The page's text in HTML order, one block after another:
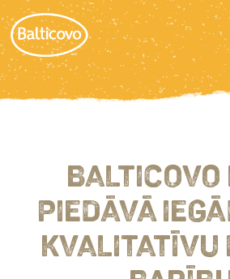
BALTICOVO
PIEDĀVĀ
KVALITATĪVU